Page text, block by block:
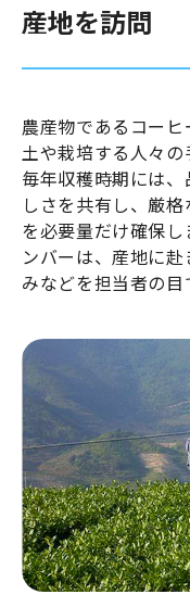
産地を訪問
農産物であるコー
土や栽培する人々の
毎年収穫時期には
しさを共有し、厳
を必要量だけ確保
ンバーは、産地に
みなどを担当者の目